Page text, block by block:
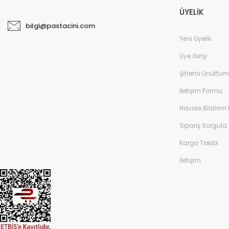
bilgi@pastacini.com
ÜYELİK
Yeni Üyelik
Üye Girişi
Şifremi Unuttum
İletişim Formu
Havale Bildirim
Sipariş Sorgula
Kargo Takibi
İletişim